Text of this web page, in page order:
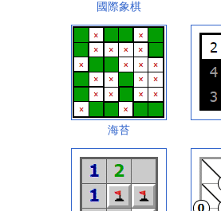
國際象棋
海苔